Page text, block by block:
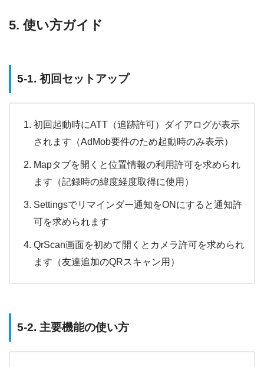
5. 使い方ガイド
5-1. 初回セットアップ
初回起動時にATT（追跡許可）ダイアログが表示
されます（AdMob要件のため起動時のみ表示）
Mapタブを開くと位置情報の利用許可を求められ
ます（記録時の緯度経度取得に使用）
Settingsでリマインダー通知をONにすると通知許
可を求められます
QrScan画面を初めて開くとカメラ許可を求められ
ます（友達追加のQRスキャン用）
5-2. 主要機能の使い方